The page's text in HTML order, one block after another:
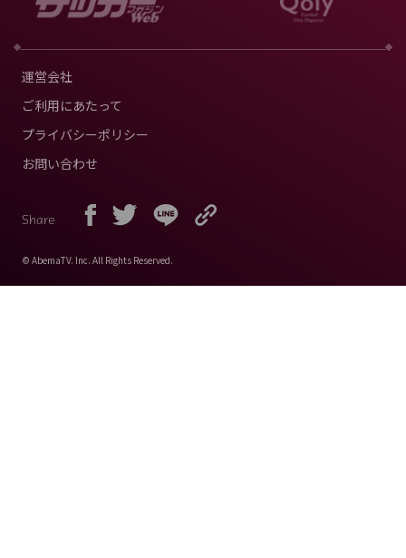
運営会社
ご利用にあたって
プライバシーポリシー
お問い合わせ
Share
© AbemaTV. Inc. All Rights Reserved.